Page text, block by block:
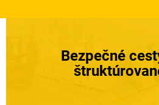
Bezpečné